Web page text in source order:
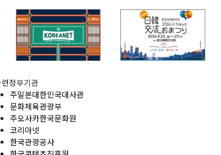
정부기관
주일본대한민국대사관
문화체육관광부
주오사카한국문화원
코리아넷
한국관광공사